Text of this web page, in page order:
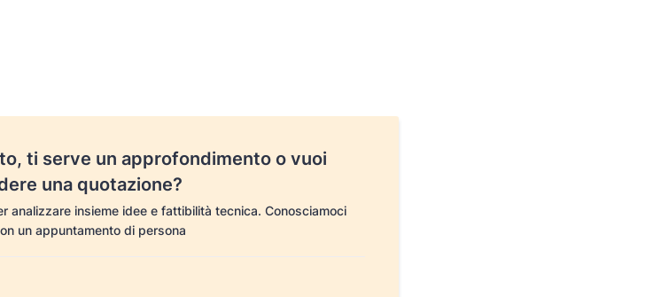
ti serve un approfondimento o vuoi
una quotazione?
analizzare insieme idee e fattibilità tecnica. Conosciamoci
un appuntamento di persona